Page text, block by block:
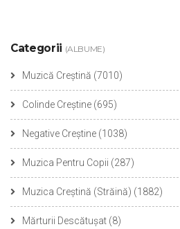
Categorii (ALBUME)
Muzică Creștină (7010)
Colinde Creștine (695)
Negative Creștine (1038)
Muzica Pentru Copii (287)
Muzica Creștină (Străină) (1882)
Mărturii Descătușat (8)